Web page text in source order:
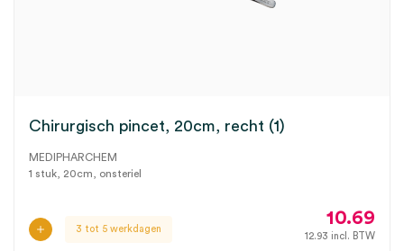
Chirurgisch pincet, 20cm, recht (1)
MEDIPHARCHEM
1 stuk, 20cm, onsteriel
3 tot 5 werkdagen
10.69
12.93 incl. BTW